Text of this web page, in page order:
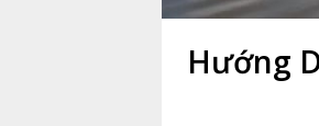
Hướng